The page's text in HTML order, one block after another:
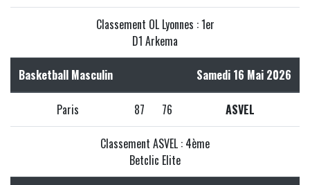
Classement OL Lyonnes : 1er
D1 Arkema
Basketball Masculin Samedi 16 Mai 2026
Paris 87 76 ASVEL
Classement ASVEL : 4ème
Betclic Elite